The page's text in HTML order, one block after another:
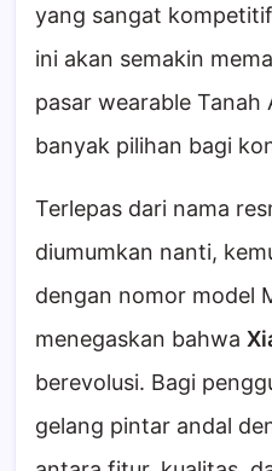
yang sangat
ini akan semakin
pasar wearable Tanah
banyak pilihan bagi
Terlepas dari nama
diumumkan nanti,
dengan nomor model
menegaskan bahwa
berevolusi. Bagi
gelang pintar andal